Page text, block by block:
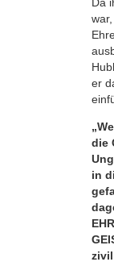
er
die
in